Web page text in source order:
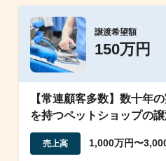
譲渡希望額
150万円
【常連顧客多数】数十年
を持つペットショップの
立地/高品質
売上高 1,000万円〜